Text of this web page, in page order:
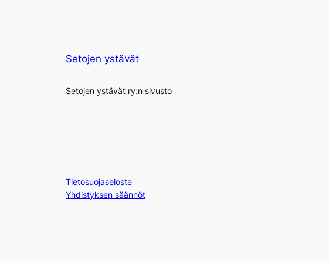
Setojen ystävät
Setojen ystävät ry:n sivusto
Tietosuojaseloste
Yhdistyksen säännöt